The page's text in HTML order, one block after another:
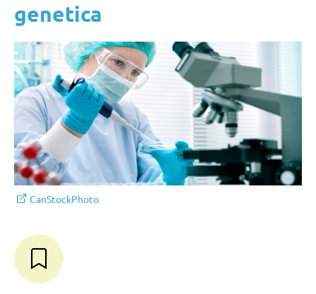
genetica
CanStockPhoto